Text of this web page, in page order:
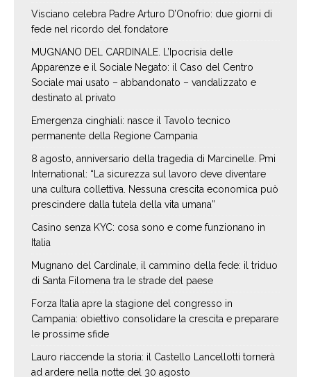
Visciano celebra Padre Arturo D’Onofrio: due giorni di
fede nel ricordo del fondatore
MUGNANO DEL CARDINALE. L’Ipocrisia delle
Apparenze e il Sociale Negato: il Caso del Centro
Sociale mai usato – abbandonato – vandalizzato e
destinato al privato
Emergenza cinghiali: nasce il Tavolo tecnico
permanente della Regione Campania
8 agosto, anniversario della tragedia di Marcinelle. Pmi
International: “La sicurezza sul lavoro deve diventare
una cultura collettiva. Nessuna crescita economica può
prescindere dalla tutela della vita umana”
Casino senza KYC: cosa sono e come funzionano in
Italia
Mugnano del Cardinale, il cammino della fede: il triduo
di Santa Filomena tra le strade del paese
Forza Italia apre la stagione del congresso in
Campania: obiettivo consolidare la crescita e preparare
le prossime sfide
Lauro riaccende la storia: il Castello Lancellotti tornerà
ad ardere nella notte del 30 agosto